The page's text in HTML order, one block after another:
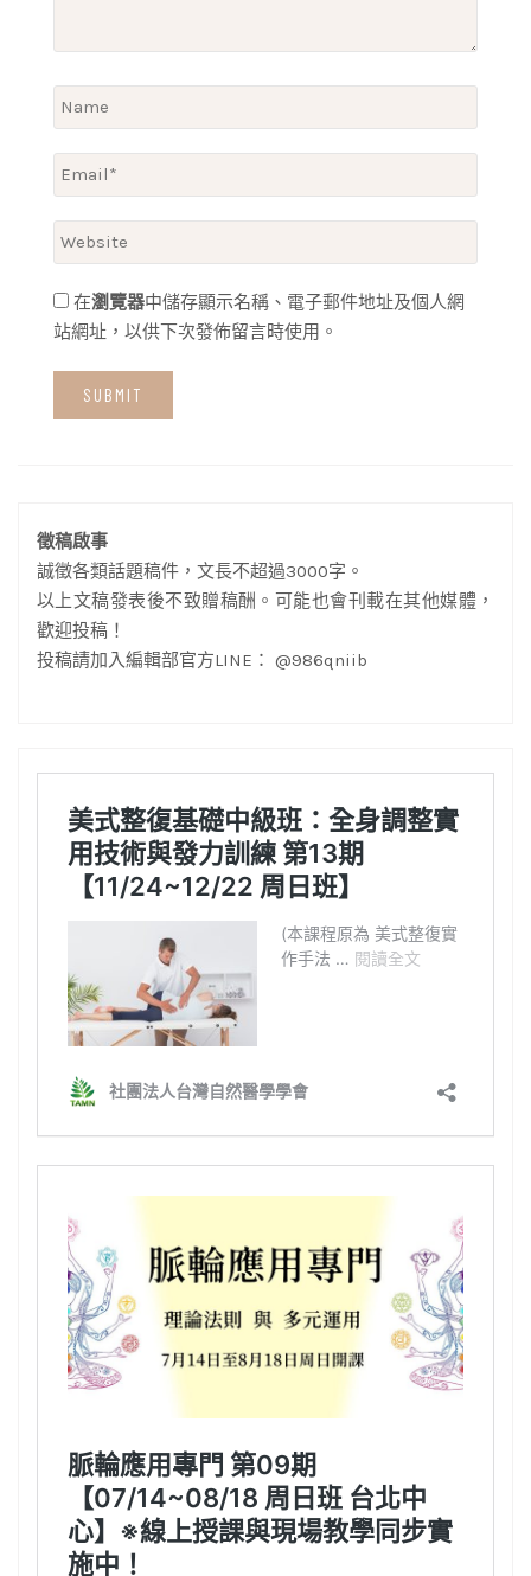
在瀏覽器中儲存顯示名稱、電子郵件地址及個人網
站網址，以供下次發佈留言時使用。
徵稿啟事
誠徵各類話題稿件，文長不超過3000字。
以上文稿發表後不致贈稿酬。可能也會刊載在其他媒體，
歡迎投稿！
投稿請加入編輯部官方LINE： @986qniib